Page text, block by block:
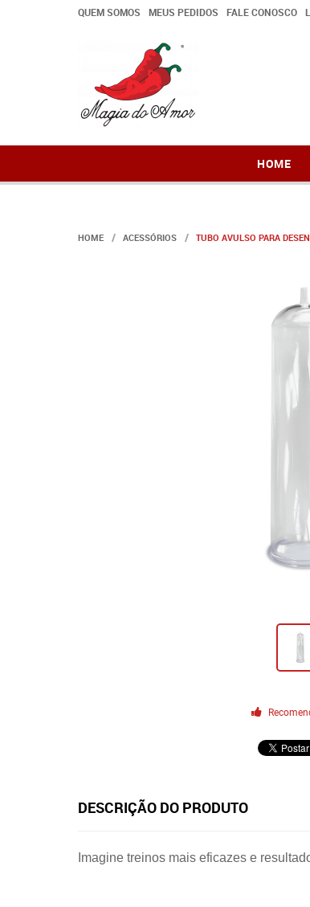
QUEM SOMOS MEUS PEDIDOS FALE CONOSCO
HOME
HOME ACESSÓRIOS TUBO AVULSO PARA
DESCRIÇÃO DO PRODUTO
Imagine treinos mais eficazes e